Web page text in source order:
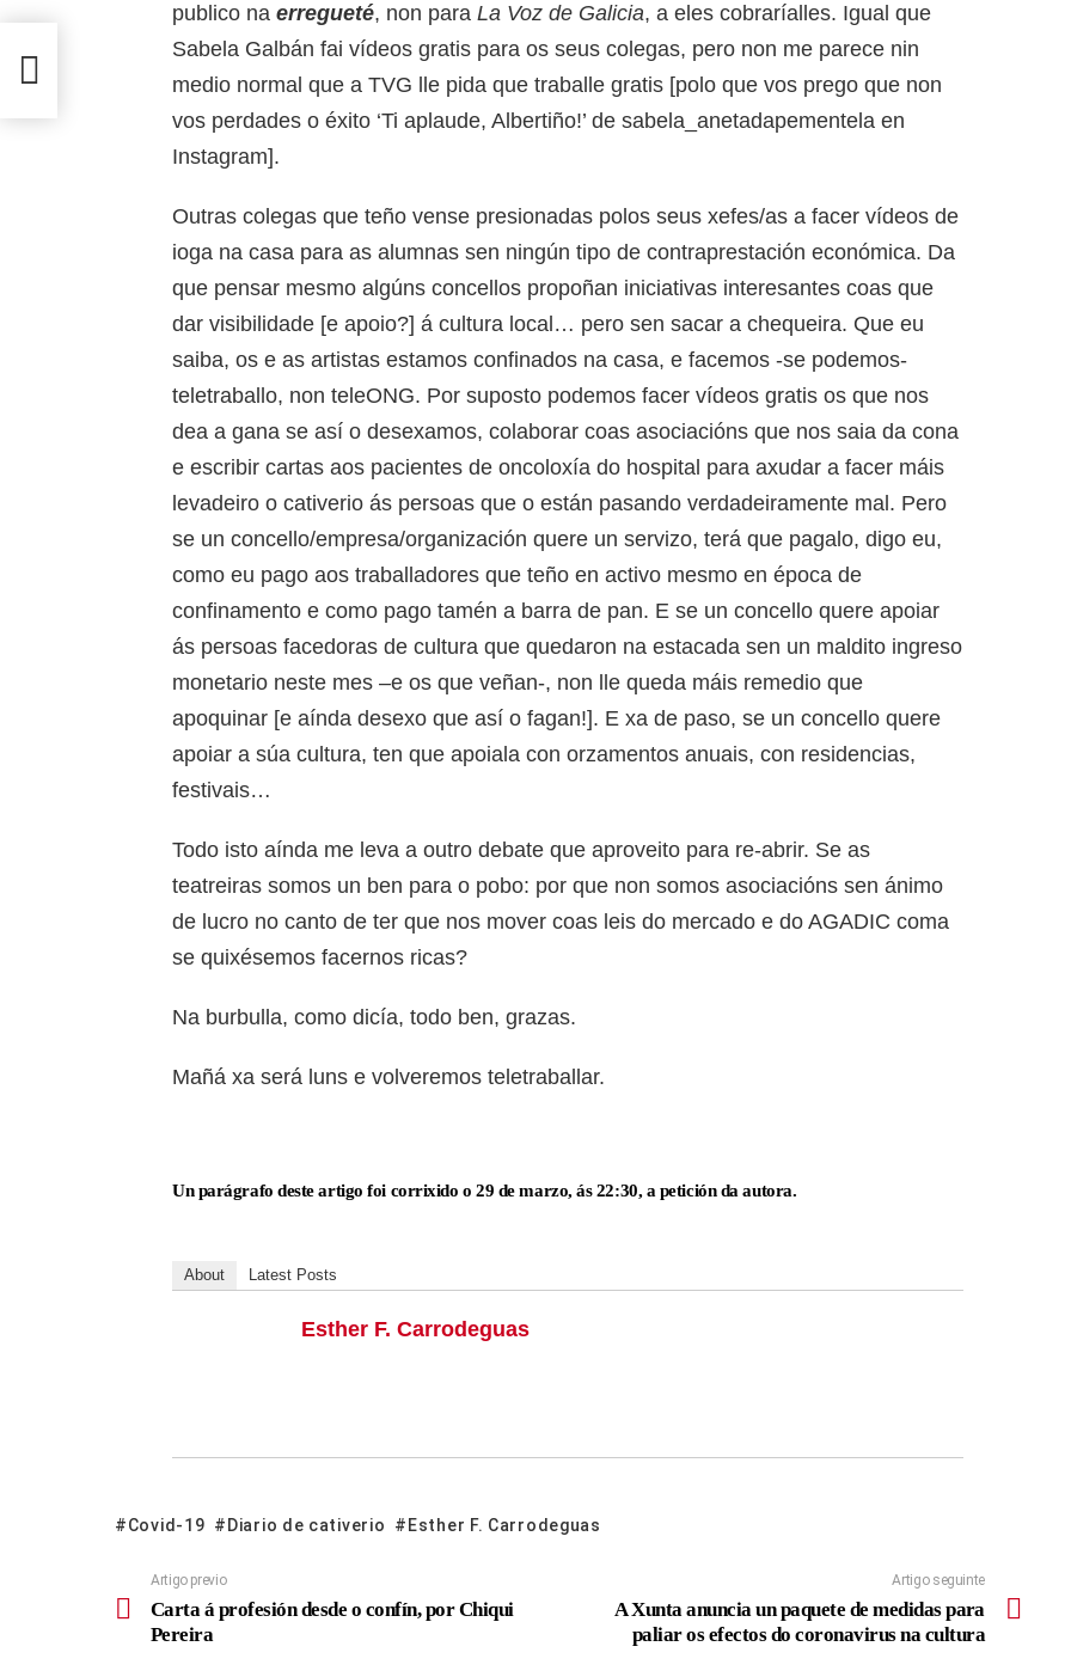
publico na erregueté, non para La Voz de Galicia, a eles cobraríalles. Igual que
Sabela Galbán fai vídeos gratis para os seus colegas, pero non me parece nin
medio normal que a TVG lle pida que traballe gratis [polo que vos prego que non
vos perdades o éxito ‘Ti aplaude, Albertiño!’ de sabela_anetadapementela en
Instagram].
Outras colegas que teño vense presionadas polos seus xefes/as a facer vídeos de
ioga na casa para as alumnas sen ningún tipo de contraprestación económica. Da
que pensar mesmo algúns concellos propoñan iniciativas interesantes coas que
dar visibilidade [e apoio?] á cultura local… pero sen sacar a chequeira. Que eu
saiba, os e as artistas estamos confinados na casa, e facemos -se podemos-
teletraballo, non teleONG. Por suposto podemos facer vídeos gratis os que nos
dea a gana se así o desexamos, colaborar coas asociacións que nos saia da cona
e escribir cartas aos pacientes de oncoloxía do hospital para axudar a facer máis
levadeiro o cativerio ás persoas que o están pasando verdadeiramente mal. Pero
se un concello/empresa/organización quere un servizo, terá que pagalo, digo eu,
como eu pago aos traballadores que teño en activo mesmo en época de
confinamento e como pago tamén a barra de pan. E se un concello quere apoiar
ás persoas facedoras de cultura que quedaron na estacada sen un maldito ingreso
monetario neste mes –e os que veñan-, non lle queda máis remedio que
apoquinar [e aínda desexo que así o fagan!]. E xa de paso, se un concello quere
apoiar a súa cultura, ten que apoiala con orzamentos anuais, con residencias,
festivais…
Todo isto aínda me leva a outro debate que aproveito para re-abrir. Se as
teatreiras somos un ben para o pobo: por que non somos asociacións sen ánimo
de lucro no canto de ter que nos mover coas leis do mercado e do AGADIC coma
se quixésemos facernos ricas?
Na burbulla, como dicía, todo ben, grazas.
Mañá xa será luns e volveremos teletraballar.
Un parágrafo deste artigo foi corrixido o 29 de marzo, ás 22:30, a petición da autora.
About Latest Posts
Esther F. Carrodeguas
Covid-19 Diario de cativerio Esther F. Carrodeguas
Artigo previo
Carta á profesión desde o confín, por Chiqui
Pereira
Artigo seguinte
A Xunta anuncia un paquete de medidas para
paliar os efectos do coronavirus na cultura